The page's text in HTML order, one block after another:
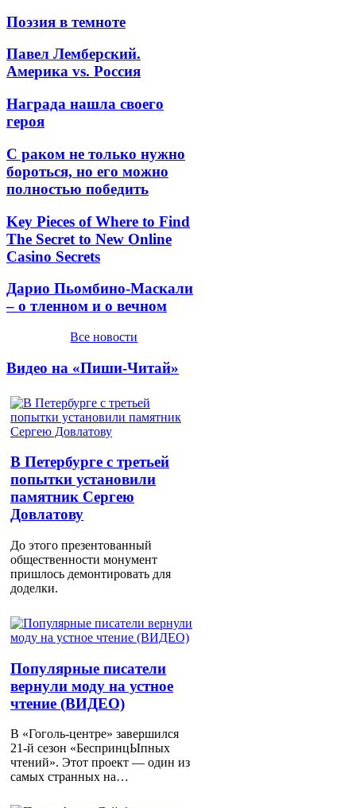
Поэзия в темноте
Павел Лемберский.
Америка vs. Россия
Награда нашла своего
героя
С раком не только нужно
бороться, но его можно
полностью победить
Key Pieces of Where to Find
The Secret to New Online
Casino Secrets
Дарио Пьомбино-Маскали
– о тленном и о вечном
Все новости
Видео на «Пиши-Читай»
В Петербурге с третьей
попытки установили
памятник Сергею
Довлатову
До этого презентованный
общественности монумент
пришлось демонтировать для
доделки.
Популярные писатели
вернули моду на устное
чтение (ВИДЕО)
В «Гоголь-центре» завершился
21-й сезон «БеспринцЫпных
чтений». Этот проект — один из
самых странных на…